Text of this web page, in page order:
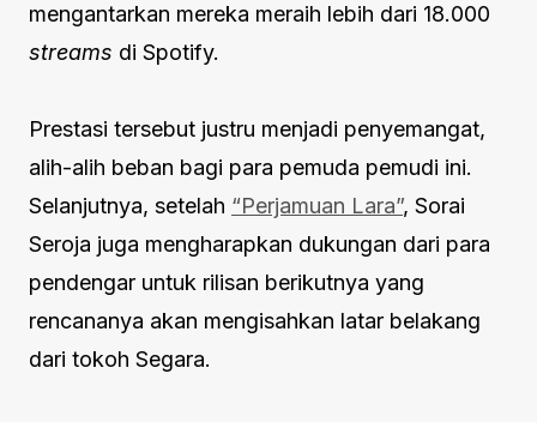
mengantarkan mereka meraih lebih dari 18.000
streams di Spotify.
Prestasi tersebut justru menjadi penyemangat,
alih-alih beban bagi para pemuda pemudi ini.
Selanjutnya, setelah “Perjamuan Lara”, Sorai
Seroja juga mengharapkan dukungan dari para
pendengar untuk rilisan berikutnya yang
rencananya akan mengisahkan latar belakang
dari tokoh Segara.